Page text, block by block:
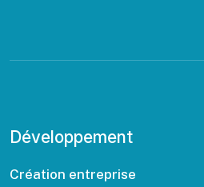
Développement
Création entreprise